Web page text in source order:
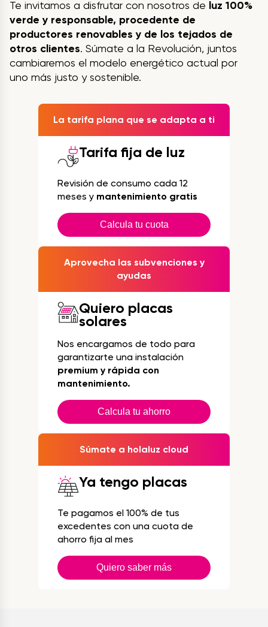
Te invitamos a disfrutar con nosotros de luz 100%
verde y responsable, procedente de
productores renovables y de los tejados de
otros clientes. Súmate a la Revolución, juntos
cambiaremos el modelo energético actual por
uno más justo y sostenible.
La tarifa plana que se adapta a ti
Tarifa fija de luz
Revisión de consumo cada 12
meses y mantenimiento gratis
Calcula tu cuota
Aprovecha las subvenciones y
ayudas
Quiero placas
solares
Nos encargamos de todo para
garantizarte una instalación
premium y rápida con
mantenimiento.
Calcula tu ahorro
Súmate a holaluz cloud
Ya tengo placas
Te pagamos el 100% de tus
excedentes con una cuota de
ahorro fija al mes
Quiero saber más